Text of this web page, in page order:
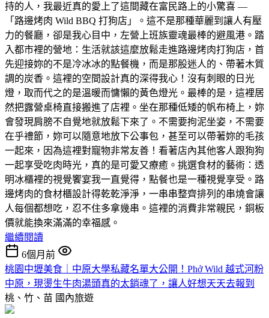
持的人，我最近真的愛上了這間藏在富民路上的小驚喜 —
「路邊烤肉 Wild BBQ 打狗店」。這不是那種華麗到讓人有壓
力的餐廳，卻是我心目中，左營上班族靈魂最棒的避風港。踏
入都市裡的營地：生活就該這麼放鬆走進路邊烤肉打狗店，首
先迎接妳的不是冷冰冰的點餐機，而是那股迷人的、帶著木質
調的炭香。這裡的空間設計真的深得我心！沒有刺眼的日光
燈，取而代之的是溫暖而慵懶的黃色燈光。最棒的是，這裡居
然把露營桌椅直接搬進了店裡。坐在那種低矮的帆布椅上，妳
會發現肩膀不自覺地就放鬆下來了。不需要拘泥坐姿，不需要
在乎禮節，妳可以隨意地放下公事包，甚至可以帶著妳的毛孩
一起來，因為這裡對寵物非常友善！看著店內其他客人跟狗狗
一起享受吃肉時光，真的是可愛又療癒。挑選食材的藝術：透
明冰櫃裡的視覺饗宴我一直覺得，點餐也是一種視覺享受。路
邊烤肉的食材櫃設計得乾乾淨淨，一串串整齊排列的串燒會讓
人每個都想吃，忍不住多拿幾串。這裡的消費非常親民，銅板
價就能換來滿滿的幸福感。
繼續閱讀
6個月前
桃園中壢美食｜中原大學私藏名單大公開！Phở Wild 越式河粉
中原，現燙生牛肉湯頭真的太銷魂了，讓人好想天天去報到
桃、竹、苗 國內旅遊